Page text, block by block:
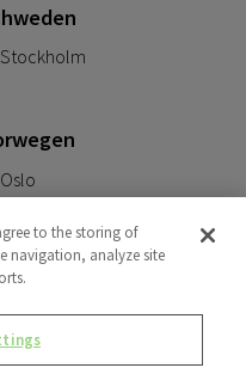
Stockholm
Oslo
Banská Bystrica
Königreich
London
to the storing of
navigation, analyze site